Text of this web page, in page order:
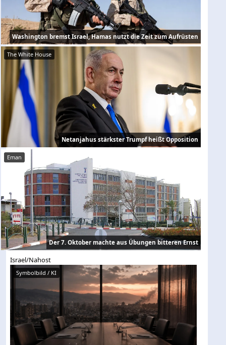
Washington bremst Israel, Hamas nutzt die Zeit zum Aufrüsten
The White House
Netanjahus stärkster Trumpf heißt Opposition
Eman
Der 7. Oktober machte aus Übungen bitteren Ernst
Israel/Nahost
Symbolbild / KI